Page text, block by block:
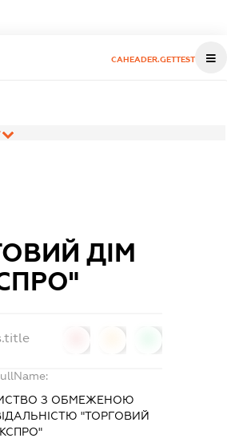
CAHEADER.GETTEST
ДІМ
З ОБМЕЖЕНОЮ
"ТОРГОВИЙ